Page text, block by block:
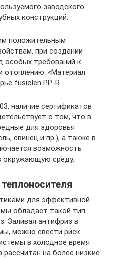
заводского
конструкций.
положительным
при создании
особых требований к
отоплению. «Материал
fusiolen PP-R.
наличие сертификатов
о том, что в
для здоровья
свинец и пр.), а также в
возможность
окружающую среду.
для эффективной
обладает такой тип
Заливая антифриз в
можно свести риск
в холодное время
на более низкие